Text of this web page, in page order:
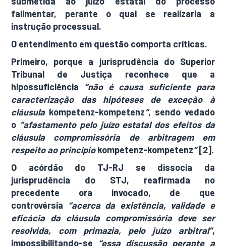
falimentar, perante o qual se realizaria a
instrução processual.
O entendimento em questão comporta críticas.
Primeiro, porque a jurisprudência do Superior
Tribunal de Justiça reconhece que a
hipossuficiência “não é causa suficiente para
caracterização das hipóteses de exceção à
cláusulakompetenz-kompetenz“, sendo vedado
o “afastamento pelo juízo estatal dos efeitos da
cláusula compromissória de arbitragem em
respeito ao princípiokompetenz-kompetenz”[2].
O acórdão do TJ-RJ se dissocia da
jurisprudência do STJ, reafirmada no
precedente ora invocado, de que
controvérsia “acerca da existência, validade e
eficácia da cláusula compromissória deve ser
resolvida, com primazia, pelo juízo arbitral”,
impossibilitando-se
“essa discussão perante a